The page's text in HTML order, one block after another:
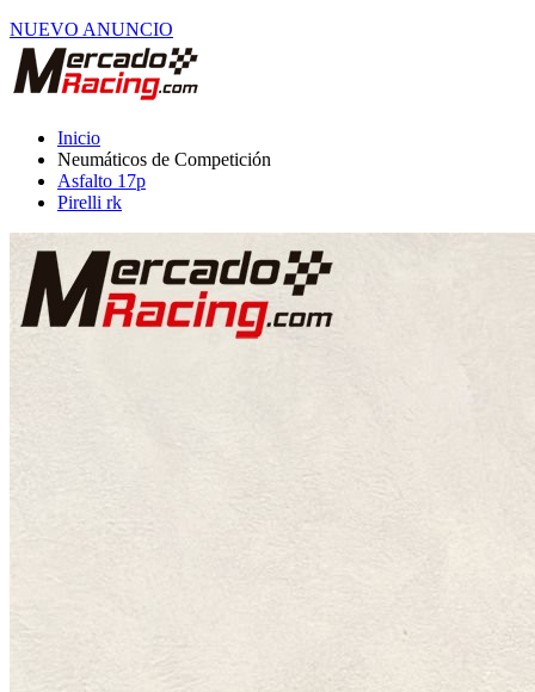
NUEVO ANUNCIO
Inicio
Neumáticos de Competición
Asfalto 17p
Pirelli rk